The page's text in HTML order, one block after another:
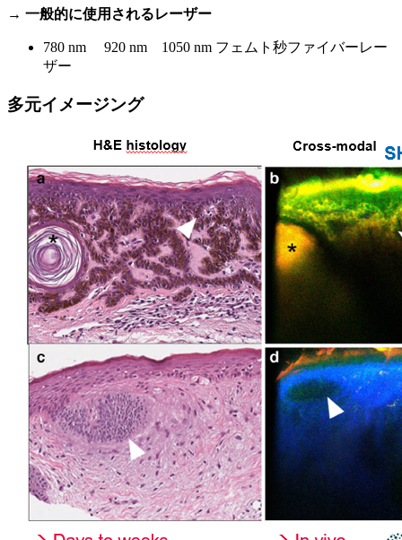
→ 一般的に使用されるレーザー
780 nm 920 nm 1050 nm フェムト秒ファイバーレー
ザー
多元イメージング